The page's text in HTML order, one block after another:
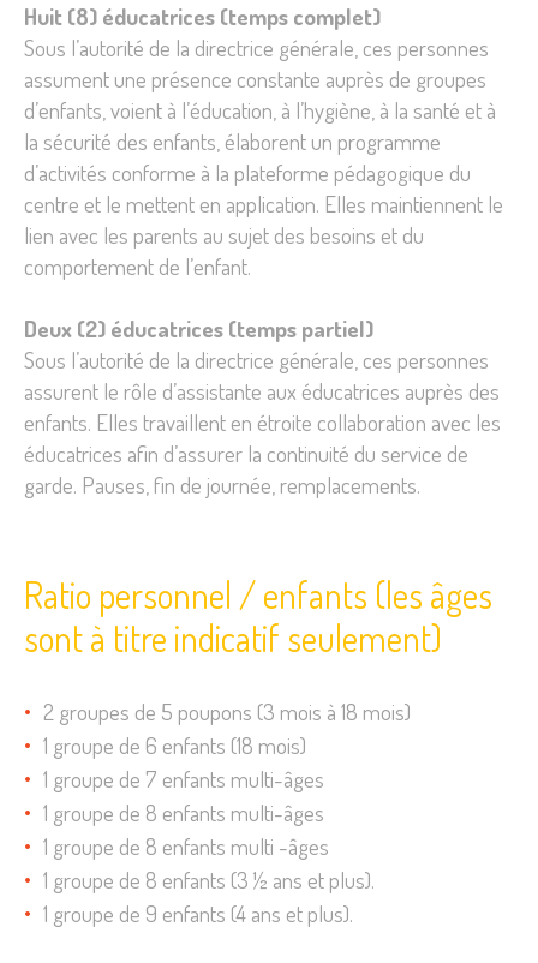
Huit (8) éducatrices (temps complet)
Sous l’autorité de la directrice générale, ces personnes
assument une présence constante auprès de groupes
d’enfants, voient à l’éducation, à l’hygiène, à la santé et à
la sécurité des enfants, élaborent un programme
d’activités conforme à la plateforme pédagogique du
centre et le mettent en application. Elles maintiennent le
lien avec les parents au sujet des besoins et du
comportement de l’enfant.
Deux (2) éducatrices (temps partiel)
Sous l’autorité de la directrice générale, ces personnes
assurent le rôle d’assistante aux éducatrices auprès des
enfants. Elles travaillent en étroite collaboration avec les
éducatrices afin d’assurer la continuité du service de
garde. Pauses, fin de journée, remplacements.
Ratio personnel / enfants (les âges
sont à titre indicatif seulement)
2 groupes de 5 poupons (3 mois à 18 mois)
1 groupe de 6 enfants (18 mois)
1 groupe de 7 enfants multi-âges
1 groupe de 8 enfants multi-âges
1 groupe de 8 enfants multi -âges
1 groupe de 8 enfants (3 ½ ans et plus).
1 groupe de 9 enfants (4 ans et plus).